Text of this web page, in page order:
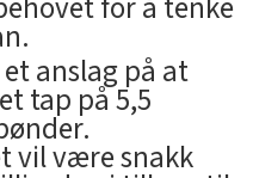
anslag på at
tap på 5,5
vil være snakk